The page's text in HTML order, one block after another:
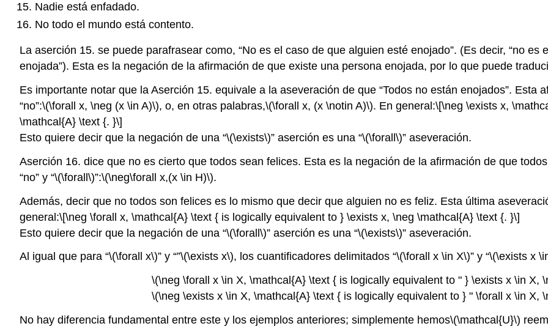
Nadie está enfadado.
No todo el mundo está contento.
La aserción 15. se puede parafrasear como, “No es el caso de que alguien esté enojado”. (Es decir, “no
enojada”). Esta es la negación de la afirmación de que existe una persona enojada, por lo que puede
Es importante notar que la Aserción 15. equivale a la aseveración de que “Todos no están enojados”. Esta
“no”:\(\forall x, \neg (x \in A)\), o, en otras palabras,\(\forall x, (x \notin A)\). En general:\[\neg \exists x,
\mathcal{A} \text {. }\]
Esto quiere decir que la negación de una “\(\exists\)” aserción es una “\(\forall\)” aseveración.
Aserción 16. dice que no es cierto que todos sean felices. Esta es la negación de la afirmación de que
“no” y “\(\forall\)”:\(\neg\forall x,(x \in H)\).
Además, decir que no todos son felices es lo mismo que decir que alguien no es feliz. Esta última
general:\[\neg \forall x, \mathcal{A} \text { is logically equivalent to } \exists x, \neg \mathcal{A} \text {. }\]
Esto quiere decir que la negación de una “\(\forall\)” aserción es una “\(\exists\)” aseveración.
Al igual que para “\(\forall x\)” y “”\(\exists x\), los cuantificadores delimitados “\(\forall x \in X\)” y “\(\exists x
\(\neg \forall x \in X, \mathcal{A} \text { is logically equivalent to " } \exists x \in X,
\(\neg \exists x \in X, \mathcal{A} \text { is logically equivalent to } " \forall x \in X,
No hay diferencia fundamental entre este y los ejemplos anteriores; simplemente hemos\(\mathcal{U}\)